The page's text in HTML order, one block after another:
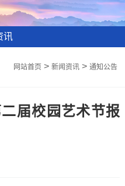
讯
网站首页> 新闻资讯> 通知公告
届校园艺术节报